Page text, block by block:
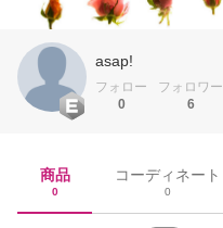
asap!
フォロー
0
フォロワー
6
商品
0
コーディネート
0